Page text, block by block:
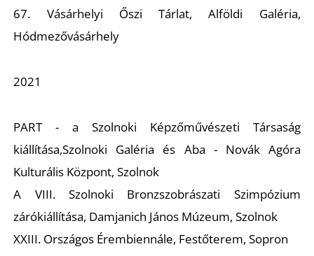
67. Vásárhelyi Őszi Tárlat, Alföldi Galéria,
Hódmezővásárhely
2021
PART- a Szolnoki Képzőművészeti Társaság
kiállítása,Szolnoki Galéria és Aba - Novák Agóra
Kulturális Központ, Szolnok
A VIII. Szolnoki Bronzszobrászati Szimpózium
zárókiállítása, Damjanich János Múzeum, Szolnok
XXIII. Országos Érembiennále, Festőterem, Sopron